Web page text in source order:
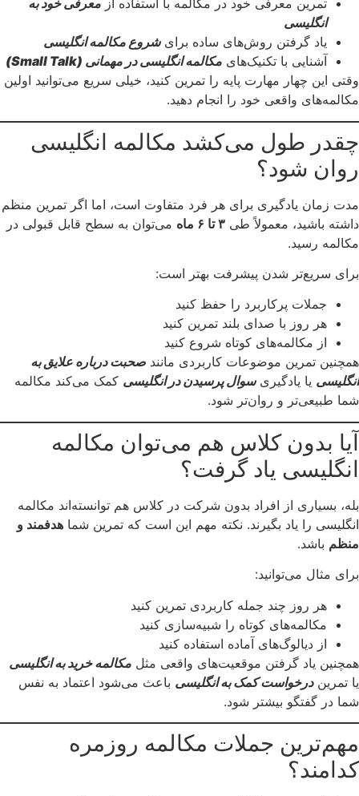
تمرین معرفی خود در مکالمه با استفاده از معرفی خود به
انگلیسی
یاد گرفتن روش‌های ساده برایشروع مکالمه انگلیسی
آشنایی با تکنیک‌های مکالمه انگلیسی در مهمانی (Small Talk)
وقتی این چهار مهارت پایه را تمرین کنید، خیلی سریع می‌توانید اولین
مکالمه‌های واقعی خود را انجام دهید.
چقدر طول می‌کشد مکالمه انگلیسی
روان شود؟
مدت زمان یادگیری برای هر فرد متفاوت است، اما اگر تمرین منظم
داشته باشید، معمولاً طی ۳ تا ۶ ماه
می‌توان به سطح قابل قبولی در
مکالمه رسید.
برای سریع‌تر شدن پیشرفت بهتر است:
جملات پرکاربرد را حفظ کنید
هر روز با صدای بلند تمرین کنید
از مکالمه‌های کوتاه شروع کنید
همچنین تمرین موضوعات کاربردی مانند صحبت درباره علایق به
انگلیسی یا یادگیریسوال پرسیدن در انگلیسی کمک می‌کند مکالمه
شما طبیعی‌تر و روان‌تر شود.
آیا بدون کلاس هم می‌توان مکالمه
انگلیسی یاد گرفت؟
بله، بسیاری از افراد بدون شرکت در کلاس هم توانسته‌اند مکالمه
انگلیسی را یاد بگیرند. نکته مهم این است که تمرین شما هدفمند و
منظم باشد.
برای مثال می‌توانید:
هر روز چند جمله کاربردی تمرین کنید
مکالمه‌های کوتاه را شبیه‌سازی کنید
از دیالوگ‌های آماده استفاده کنید
همچنین یاد گرفتن موقعیت‌های واقعی مثل مکالمه خرید به انگلیسی
یا تمریندرخواست کمک به انگلیسی باعث می‌شود اعتماد به نفس
شما در گفتگو بیشتر شود.
مهم‌ترین جملات مکالمه روزمره
کدامند؟